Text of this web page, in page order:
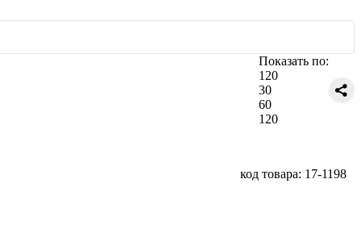
Показать по:
120
30
60
120
код товара: 17-1198